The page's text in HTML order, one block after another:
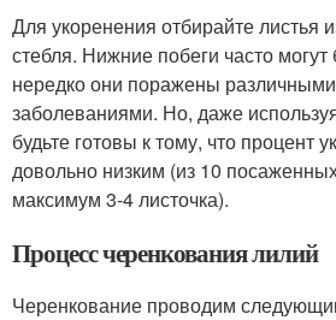
Для укоренения отбирайте листья
стебля. Нижние побеги часто
нередко они поражены
заболеваниями. Но, даже
будьте готовы к тому, что процент
довольно низким (из 10
максимум 3-4 листочка).
Процесс черенкования лилий
Черенкование проводим